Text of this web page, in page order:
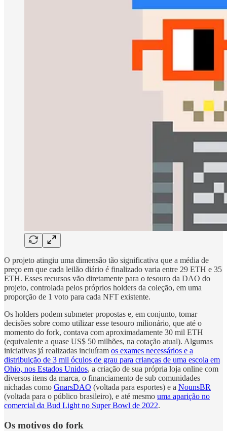
O projeto atingiu uma dimensão tão significativa que a média de
preço em que cada leilão diário é finalizado varia entre 29 ETH e 35
ETH. Esses recursos vão diretamente para o tesouro da DAO do
projeto, controlada pelos próprios holders da coleção, em uma
proporção de 1 voto para cada NFT existente.
Os holders podem submeter propostas e, em conjunto, tomar
decisões sobre como utilizar esse tesouro milionário, que até o
momento do fork, contava com aproximadamente 30 mil ETH
(equivalente a quase US$ 50 milhões, na cotação atual). Algumas
iniciativas já realizadas incluíram os exames necessários e a
distribuição de 3 mil óculos de grau para crianças de uma escola em
Ohio, nos Estados Unidos, a criação de sua própria loja online com
diversos itens da marca, o financiamento de sub comunidades
nichadas como GnarsDAO (voltada para esportes) e a NounsBR
(voltada para o público brasileiro), e até mesmo uma aparição no
comercial da Bud Light no Super Bowl de 2022.
Os motivos do fork